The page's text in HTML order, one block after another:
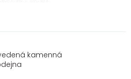
c
í
kamenná